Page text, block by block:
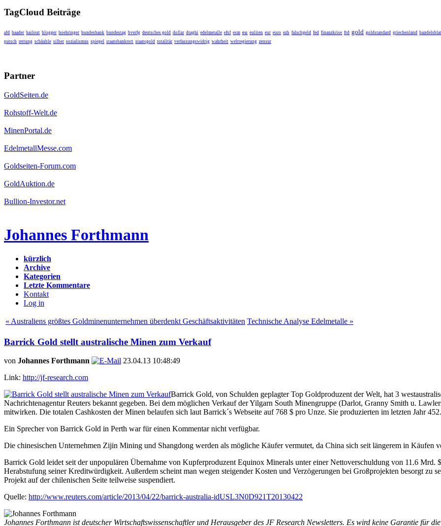
TagCloud Beiträge
afd baader bailout blogger boehringer bundesbank bundestag bverfg deutsches gold dollar draghi edelmetalle efsf esm eu euliten eur euro ezb falschgeld fed finanzkrise ftd gold goldstandard griechenland
putsch rettung schäuble silber sozialismus spiegel staatsbankrott staatsgold totalitär verfassungswidrig wahrheit weltregierung zensur
Partner
GoldSeiten.de
Rohstoff-Welt.de
MinenPortal.de
EdelmetallMesse.com
Goldseiten-Forum.com
GoldAuktion.de
Bullion-Investor.net
Johannes Forthmann
kürzlich
Archive
Kategorien
Letzte Kommentare
Kontakt
Log in
« Australiens größtes Goldminenunternehmen überdenkt Geschäftsaktivitäten Technische Analyse Edelmetalle »
Barrick Gold stellt australische Minen zum Verkauf
von Johannes Forthmann
23.04.13 10:48:49
Link: http://jf-research.com
Barrick Gold, von Schulden geplagter Top Goldproduzent der Welt, hat 3
Nachrichtenagentur Reuters bekannt gegeben. Bei dem möglichen Verkauf der Yilgarn South Minengruppe (Darlot, Granny Smith u.
mitwirken. Die totalen Cashkosten der Minen belaufen sich laut Barrick´s Webseite auf 768 $ pro Unze. Sie produzierten im letzten Jahr
Ein Sprecher von Barrick Gold in Perth war für einen Kommentar nicht verfügbar.
Die chinesischen Unternehmen Zijin Mining und Shangdong werden als mögliche Käufer vermutet, da China sich seit längerem in Käufen
Barrick Gold leidet seit der unpopulären Übernahme von Kupferproduzent Equinox Minerals unter einer Nettoverschuldung von 11.6 Mrd.
Herabstufung seiner Kreditwürdigkeit. Außerdem scheint man wegen steigender Kosten und Verzögerungen bei Großprojekten besorgt zu
Projekt auf der chilenischen Seite teilweise suspendiert.
Quelle: http://www.reuters.com/article/2013/04/22/barrick-australia-idUSL3N0D921T20130422
Johannes Forthmann ist deutscher Wirtschaftswissenschaftler und Herausgeber des JF Research Newsletters. Es wird keine Garantie für